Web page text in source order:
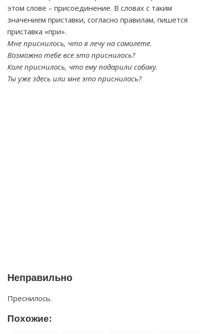
этом слове – присоединение. В словах с таким
значением приставки, согласно правилам, пишется
приставка «при».
Мне приснилось, что я лечу на самолете.
Возможно тебе все это приснилось?
Коле приснилось, что ему подарили собаку.
Ты уже здесь или мне это приснилось?
Неправильно
Преснилось.
Похожие: